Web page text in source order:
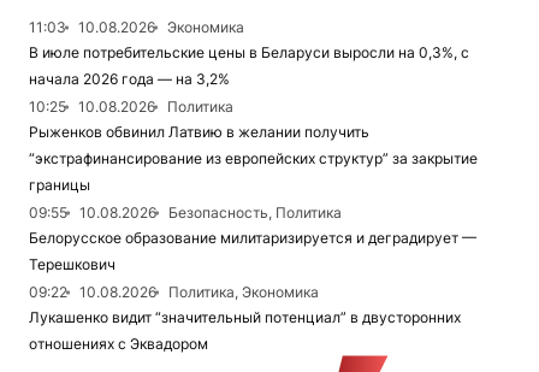
11:03 10.08.2026
Экономика
В июле потребительские цены в Беларуси выросли на 0,3%, с
начала 2026 года — на 3,2%
10:25
10.08.2026
Политика
Рыженков обвинил Латвию в желании получить
“экстрафинансирование из европейских структур” за закрытие
границы
09:55
10.08.2026
Безопасность, Политика
Белорусское образование милитаризируется и деградирует —
Терешкович
09:22
10.08.2026
Политика, Экономика
Лукашенко видит “значительный потенциал” в двусторонних
отношениях с Эквадором